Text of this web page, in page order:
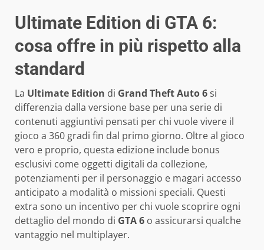
Ultimate Edition di GTA 6:
cosa offre in più rispetto alla
standard
La Ultimate Edition di Grand Theft Auto 6si
differenzia dalla versione base per una serie di
contenuti aggiuntivi pensati per chi vuole vivere il
gioco a 360 gradi fin dal primo giorno. Oltre al gioco
vero e proprio, questa edizione include bonus
esclusivi come oggetti digitali da collezione,
potenziamenti per il personaggio e magari accesso
anticipato a modalità o missioni speciali. Questi
extra sono un incentivo per chi vuole scoprire ogni
dettaglio del mondo di GTA 6 o assicurarsi qualche
vantaggio nel multiplayer.